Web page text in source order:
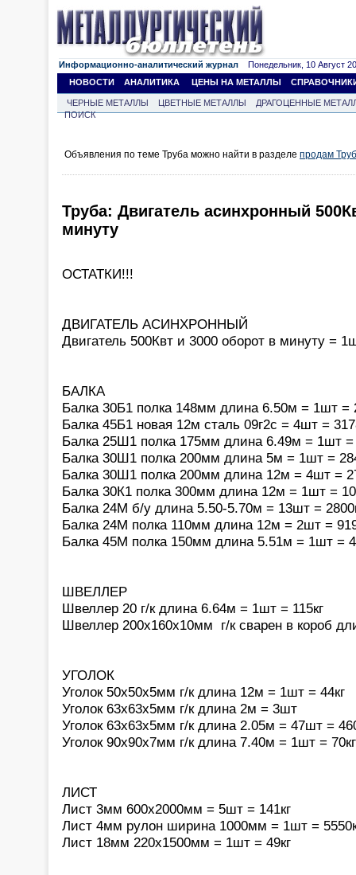
Информационно-аналитический журнал Понедельник, 10 Август
НОВОСТИ
АНАЛИТИКА ЦЕНЫ НА МЕТАЛЛЫ
ЧЕРНЫЕ МЕТАЛЛЫ ЦВЕТНЫЕ МЕТАЛЛЫ
ДРАГОЦЕННЫЕ
ПОИСК
Объявления по теме Труба можно найти в разделе продам
Труба: Двигатель асинхронный
минуту
ОСТАТКИ!!!
ДВИГАТЕЛЬ АСИНXРОННЫЙ
Двигатель 500Квт и 3000 оборот в минуту =
БАЛКА
Балка 30Б1 полка 148мм длина 6.50м = 1шт =
Балка 45Б1 новая 12м сталь 09г2с = 4шт =
Балка 25Ш1 полка 175мм длина 6.49м = 1шт =
Балка 30Ш1 полка 200мм длина 5м = 1шт =
Балка 30Ш1 полка 200мм длина 12м = 4шт =
Балка 30К1 полка 300мм длина 12м = 1шт =
Балка 24М б/у длина 5.50-5.70м = 13шт =
Балка 24М полка 110мм длина 12м = 2шт =
Балка 45М полка 150мм длина 5.51м = 1шт =
ШВЕЛЛЕР
Швеллер 20 г/к длина 6.64м = 1шт = 115кг
Швеллер 200х160х10мм г/к сварен в короб
УГОЛОК
Уголок 50х50х5мм г/к длина 12м = 1шт = 44кг
Уголок 63х63х5мм г/к длина 2м = 3шт
Уголок 63х63х5мм г/к длина 2.05м = 47шт =
Уголок 90х90х7мм г/к длина 7.40м = 1шт = 70кг
ЛИСТ
Лист 3мм 600х2000мм = 5шт = 141кг
Лист 4мм рулон ширина 1000мм = 1шт =
Лист 18мм 220х1500мм = 1шт = 49кг